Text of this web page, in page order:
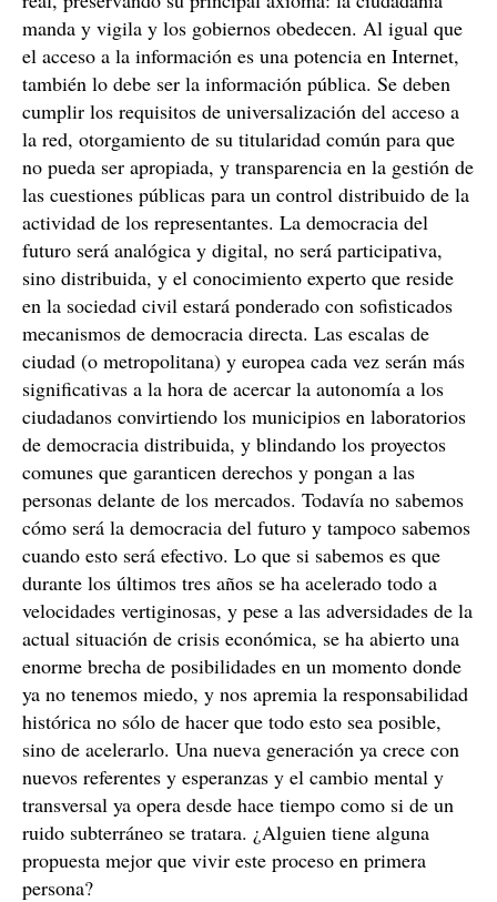
manda y vigila y los gobiernos obedecen. Al igual que
el acceso a la información es una potencia en Internet,
también lo debe ser la información pública. Se deben
cumplir los requisitos de universalización del acceso a
la red, otorgamiento de su titularidad común para que
no pueda ser apropiada, y transparencia en la gestión de
las cuestiones públicas para un control distribuido de la
actividad de los representantes. La democracia del
futuro será analógica y digital, no será participativa,
sino distribuida, y el conocimiento experto que reside
en la sociedad civil estará ponderado con sofisticados
mecanismos de democracia directa. Las escalas de
ciudad (o metropolitana) y europea cada vez serán más
significativas a la hora de acercar la autonomía a los
ciudadanos convirtiendo los municipios en laboratorios
de democracia distribuida, y blindando los proyectos
comunes que garanticen derechos y pongan a las
personas delante de los mercados. Todavía no sabemos
cómo será la democracia del futuro y tampoco sabemos
cuando esto será efectivo. Lo que si sabemos es que
durante los últimos tres años se ha acelerado todo a
velocidades vertiginosas, y pese a las adversidades de la
actual situación de crisis económica, se ha abierto una
enorme brecha de posibilidades en un momento donde
ya no tenemos miedo, y nos apremia la responsabilidad
histórica no sólo de hacer que todo esto sea posible,
sino de acelerarlo. Una nueva generación ya crece con
nuevos referentes y esperanzas y el cambio mental y
transversal ya opera desde hace tiempo como si de un
ruido subterráneo se tratara. ¿Alguien tiene alguna
propuesta mejor que vivir este proceso en primera
persona?